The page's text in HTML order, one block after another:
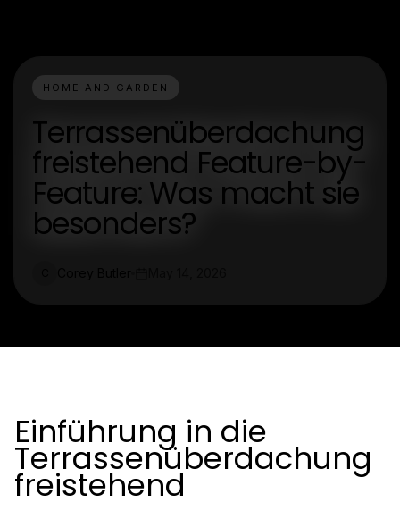
HOME AND GARDEN
Terrassenüberdachung
freistehend Feature-by-
Feature: Was macht sie
besonders?
Einführung in die
Terrassenüberdachung
freistehend